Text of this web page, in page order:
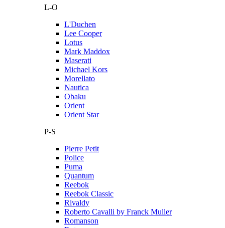
L-O
L'Duchen
Lee Cooper
Lotus
Mark Maddox
Maserati
Michael Kors
Morellato
Nautica
Obaku
Orient
Orient Star
P-S
Pierre Petit
Police
Puma
Quantum
Reebok
Reebok Classic
Rivaldy
Roberto Cavalli by Franck Muller
Romanson